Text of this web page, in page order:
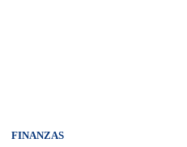
FINANZAS